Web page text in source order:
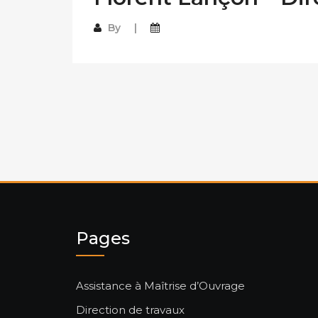
By
Pages
Assistance à Maîtrise d’Ouvrage
Direction de travaux